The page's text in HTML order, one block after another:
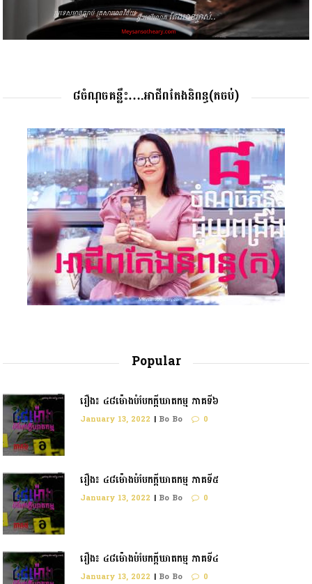
៨ចំណុចគន្លឹះ….អាជីពតែងនិពន្ធ(តចប់)
Popular
រឿង៖ ៤៨ម៉ោងបំបែកក្តីឃាតកម្ម ភាគទី៦
January 13, 2022 | Bo Bo 0
រឿង៖ ៤៨ម៉ោងបំបែកក្ដីឃាតកម្ម ភាគទី៥
January 13, 2022 | Bo Bo 0
រឿង៖ ៤៨ម៉ោងបំបែកក្តីឃាតកម្ម ភាគទី៤
January 13, 2022 | Bo Bo 0